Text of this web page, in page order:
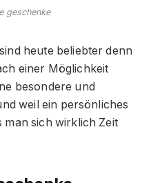
geschenke
heute beliebter denn
einer Möglichkeit
besondere und
weil ein persönliches
man sich wirklich Zeit